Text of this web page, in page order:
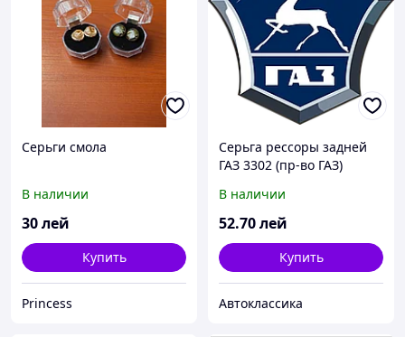
Серьги смола
В наличии
30лей
Купить
Princess
Серьга рессоры задней
ГАЗ 3302 (пр-во ГАЗ)
В наличии
52.70лей
Купить
Автоклассика